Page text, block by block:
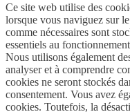
Ce site web utilise des
lorsque vous naviguez sur
comme nécessaires sont
essentiels au
Nous utilisons également
analyser et à comprendre
cookies ne seront stockés
consentement. Vous avez
cookies. Toutefois, la